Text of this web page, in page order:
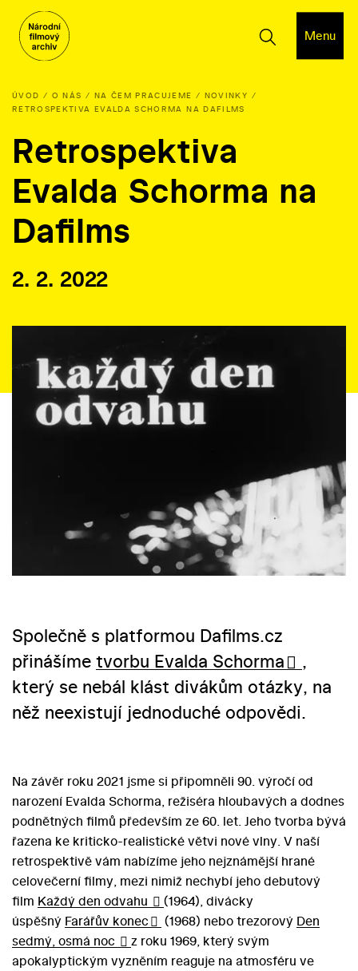
Menu
ÚVOD O NÁS NA ČEM PRACUJEME
NOVINKY
RETROSPEKTIVA EVALDA SCHORMA NA DAFILMS
Retrospektiva
Evalda Schorma na
Dafilms
2. 2. 2022
Společně s platformou Dafilms.cz
přinášíme tvorbu Evalda Schorma
,
který se nebál klást divákům otázky, na
něž neexistují jednoduché odpovědi.
Na závěr roku 2021 jsme si připomněli 90. výročí od
narození Evalda Schorma, režiséra hloubavých a dodnes
podnětných filmů především ze 60. let. Jeho tvorba bývá
řazena ke kriticko-realistické větvi nové vlny. V naší
retrospektivě vám nabízíme jeho nejznámější hrané
celovečerní filmy, mezi nimiž nechybí jeho debutový
film Každý den odvahu
(1964), divácky
úspěšný Farářův konec (1968) nebo trezorový Den
sedmý, osmá noc
z roku 1969, který svým
apokalyptickým vyzněním reaguje na atmosféru ve